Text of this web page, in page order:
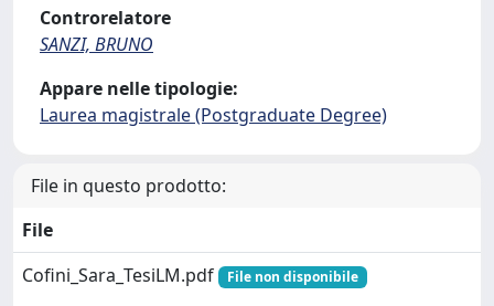
Controrelatore
SANZI, BRUNO
Appare nelle tipologie:
Laurea magistrale (Postgraduate Degree)
File in questo prodotto:
File
Cofini_Sara_TesiLM.pdf
File non disponibile